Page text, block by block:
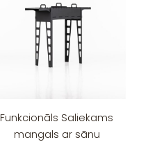
Funkcionāls Saliekams
mangals ar sānu